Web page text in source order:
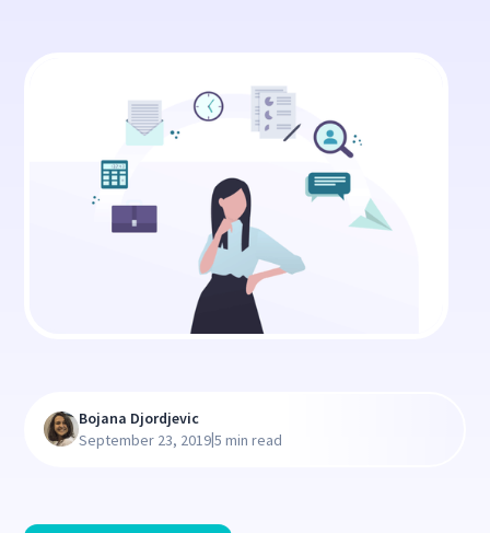
Bojana Djordjevic
September 23, 2019|5 min read